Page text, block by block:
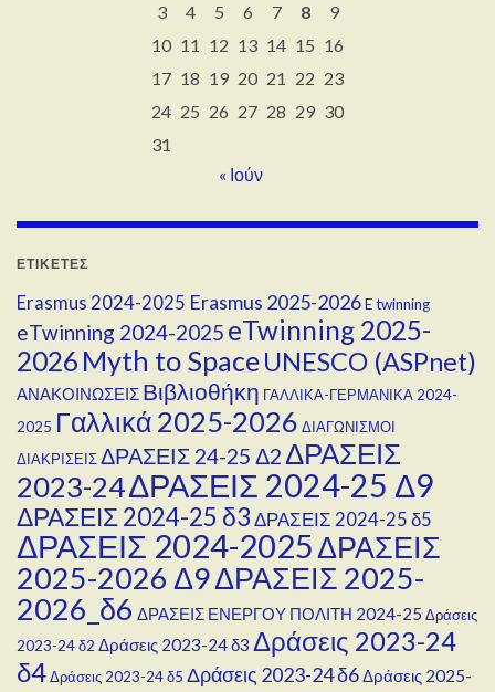
3
4 5 6 7 8
9
10 11 12 13 14 15 16
17 18 19 20 21 22 23
24 25 26 27 28 29 30
31
« Ιούν
ΕΤΙΚΈΤΕΣ
Erasmus 2024-2025 Erasmus 2025-2026E twinning
eTwinning 2024-2025 eTwinning 2025-
2026 Myth to SpaceUNESCO (ASPnet)
ΑΝΑΚΟΙΝΩΣΕΙΣ Βιβλιοθήκη ΓΑΛΛΙΚΑ-ΓΕΡΜΑΝΙΚΑ 2024-
2025 Γαλλικά 2025-2026 ΔΙΑΓΩΝΙΣΜΟΙ
ΔΙΑΚΡΙΣΕΙΣΔΡΑΣΕΙΣ 24-25 Δ2ΔΡΑΣΕΙΣ
2023-24ΔΡΑΣΕΙΣ 2024-25 Δ9
ΔΡΑΣΕΙΣ 2024-25 δ3ΔΡΑΣΕΙΣ 2024-25 δ5
ΔΡΑΣΕΙΣ 2024-2025ΔΡΑΣΕΙΣ
2025-2026 Δ9ΔΡΑΣΕΙΣ 2025-
2026_δ6 ΔΡΑΣΕΙΣ ΕΝΕΡΓΟΥ ΠΟΛΙΤΗ 2024-25 Δράσεις
2023-24 δ2 Δράσεις 2023-24 δ3 Δράσεις 2023-24
δ4Δράσεις 2023-24 δ5 Δράσεις 2023-24 δ6Δράσεις 2025-